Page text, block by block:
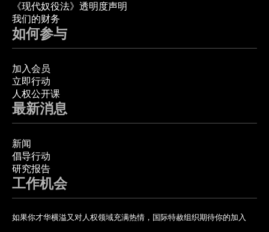
《现代奴役法》透明度声明
我们的财务
如何参与
加入会员
立即行动
人权公开课
最新消息
新闻
倡导行动
研究报告
工作机会
如果你才华横溢又对人权领域充满热情，国际特赦组织期待你的加入